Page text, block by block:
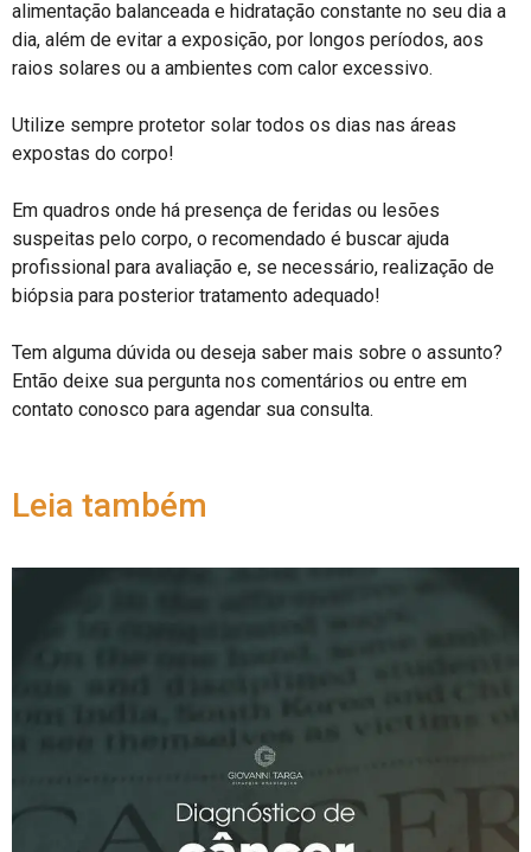
alimentação balanceada e hidratação constante no seu dia a
dia, além de evitar a exposição, por longos períodos, aos
raios solares ou a ambientes com calor excessivo. ⠀
Utilize sempre protetor solar todos os dias nas áreas
expostas do corpo!⠀
Em quadros onde há presença de feridas ou lesões
suspeitas pelo corpo, o recomendado é buscar ajuda
profissional para avaliação e, se necessário, realização de
biópsia para posterior tratamento adequado! ⠀
Tem alguma dúvida ou deseja saber mais sobre o assunto?
Então deixe sua pergunta nos comentários ou entre em
contato conosco para agendar sua consulta.
Leia também